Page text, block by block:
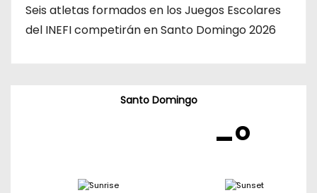
Seis atletas formados en los Juegos Escolares
del INEFI competirán en Santo Domingo 2026
Santo Domingo
-º
-
-